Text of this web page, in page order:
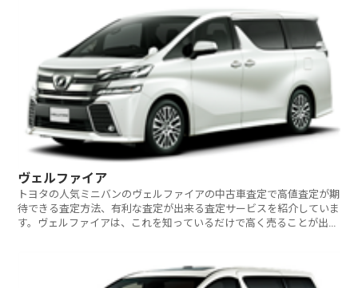
ヴェルファイア
トヨタの人気ミニバンのヴェルファイアの中古車査定で高値査定が期
待できる査定方法、有利な査定が出来る査定サービスを紹介していま
す。ヴェルファイアは、これを知っているだけで高く売ることが出来